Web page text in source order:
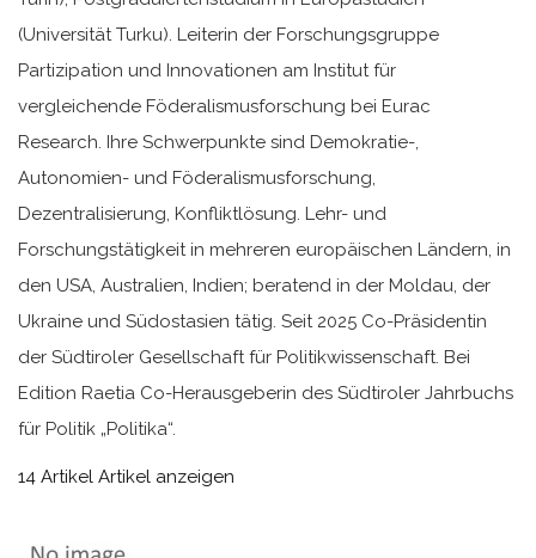
(Universität Turku). Leiterin der Forschungsgruppe
Partizipation und Innovationen am Institut für
vergleichende Föderalismusforschung bei Eurac
Research. Ihre Schwerpunkte sind Demokratie-,
Autonomien- und Föderalismusforschung,
Dezentralisierung, Konfliktlösung. Lehr- und
Forschungstätigkeit in mehreren europäischen Ländern, in
den USA, Australien, Indien; beratend in der Moldau, der
Ukraine und Südostasien tätig. Seit 2025 Co-Präsidentin
der Südtiroler Gesellschaft für Politikwissenschaft. Bei
Edition Raetia Co-Herausgeberin des Südtiroler Jahrbuchs
für Politik „Politika“.
14 Artikel Artikel anzeigen